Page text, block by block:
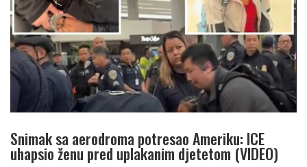
Snimak sa aerodroma potresao Ameriku: ICE
uhapsio ženu pred uplakanim djetetom (VIDEO)